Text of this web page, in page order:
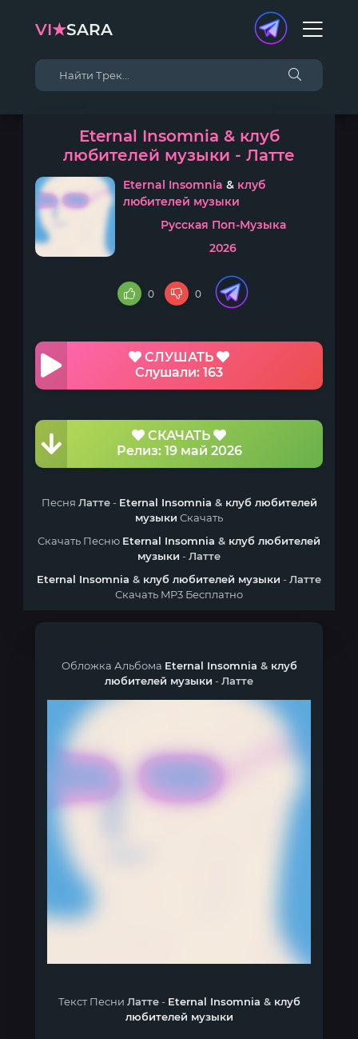
VI★SARA
Eternal Insomnia & клуб
любителей музыки - Латте
Eternal Insomnia & клуб
любителей музыки
Русская Поп-Музыка
2026
0 0
СЛУШАТЬ
Слушали: 163
СКАЧАТЬ
Релиз: 19 май 2026
Песня Латте- Eternal Insomnia & клуб любителей
музыки Скачать
Скачать Песню Eternal Insomnia & клуб любителей
музыки -Латте
Eternal Insomnia & клуб любителей музыки -Латте
Скачать MP3 Бесплатно
Обложка Альбома Eternal Insomnia & клуб
любителей музыки -Латте
Текст Песни Латте- Eternal Insomnia & клуб
любителей музыки